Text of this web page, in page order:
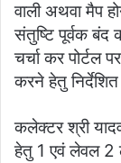
वाली अथवा मैप
संतुष्टि पूर्वक बंद
चर्चा कर पोर्टल
करने हेतु
कलेक्टर श्री
हेतु 1 एवं लेवल 2